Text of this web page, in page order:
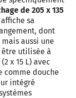
de 205 x 135
sa
dont
aussi une
être utilisée à
x 15 L) avec
douche
intégré